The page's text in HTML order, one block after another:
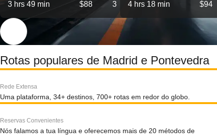
3 hrs 49 min $88 3 4 hrs 18 min $94
Rotas populares de Madrid e Pontevedra
Rede Extensa
Uma plataforma, 34+ destinos, 700+ rotas em redor do globo.
Reservas Convenientes
Nós falamos a tua língua e oferecemos mais de 20 métodos de